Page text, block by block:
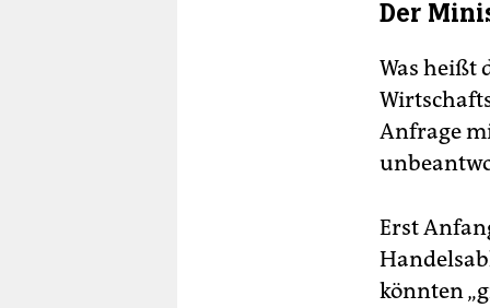
Der
Was heißt
Anfrage
Erst
könnten